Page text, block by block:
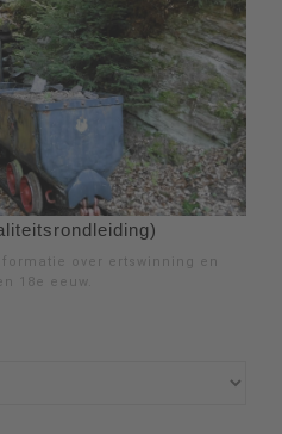
over ertswinning en
18e eeuw.